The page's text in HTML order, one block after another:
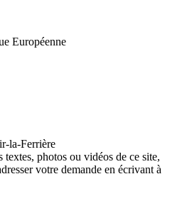
Européenne
la-Ferrière
textes, photos ou vidéos de ce site,
votre demande en écrivant à